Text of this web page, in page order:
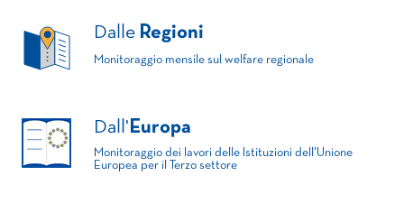
Dalle Regioni
Monitoraggio mensile sul welfare regionale
Dall' Europa
Monitoraggio dei lavori delle Istituzioni dell'Unione
Europea per il Terzo settore